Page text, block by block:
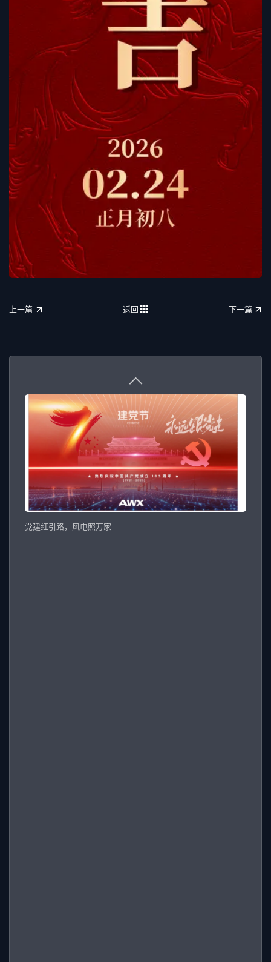
上一篇
返回
下一篇
党建红引路，风电照万家